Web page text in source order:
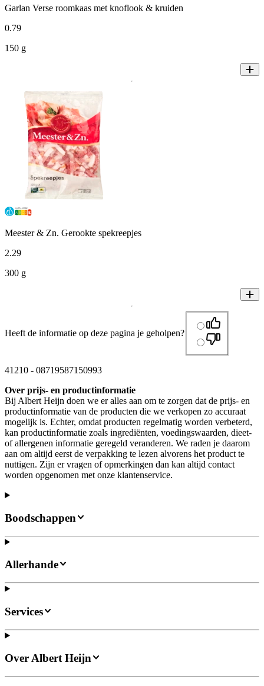
Garlan Verse roomkaas met knoflook & kruiden
0.79
150 g
Meester & Zn. Gerookte spekreepjes
2.29
300 g
Heeft de informatie op deze pagina je geholpen?
41210 - 08719587150993
Over prijs- en productinformatie
Bij Albert Heijn doen we er alles aan om te zorgen dat de prijs- en
productinformatie van de producten die we verkopen zo accuraat
mogelijk is. Echter, omdat producten regelmatig worden verbeterd,
kan productinformatie zoals ingrediënten, voedingswaarden, dieet-
of allergenen informatie geregeld veranderen. We raden je daarom
aan om altijd eerst de verpakking te lezen alvorens het product te
nuttigen. Zijn er vragen of opmerkingen dan kan altijd contact
worden opgenomen met onze klantenservice.
Boodschappen
Allerhande
Services
Over Albert Heijn